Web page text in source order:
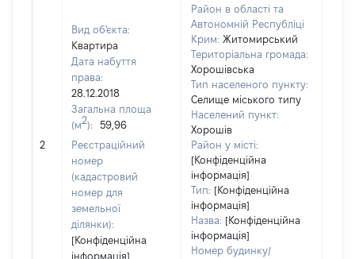
2
Вид об'єкта:
Квартира
Дата набуття
права:
28.12.2018
Загальна площа
(м2):
59,96
Реєстраційний
номер
(кадастровий
номер для
земельної
ділянки):
[Конфіденційна
інформація]
Район в області та
Автономній Республіці
Крим: Житомирський
Територіальна громада:
Хорошівська
Тип населеного пункту:
Селище міського типу
Населений пункт:
Хорошів
Район у місті:
[Конфіденційна
інформація]
Тип: [Конфіденційна
інформація]
Назва: [Конфіденційна
інформація]
Номер будинку/